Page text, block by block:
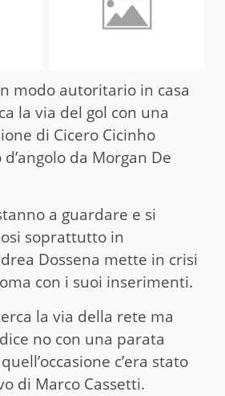
modo autoritario in casa
la via del gol con una
di Cicero Cicinho
da Morgan De
a guardare e si
soprattutto in
Dossena mette in crisi
con i suoi inserimenti.
la via della rete ma
no con una parata
c’era stato
di Marco Cassetti.